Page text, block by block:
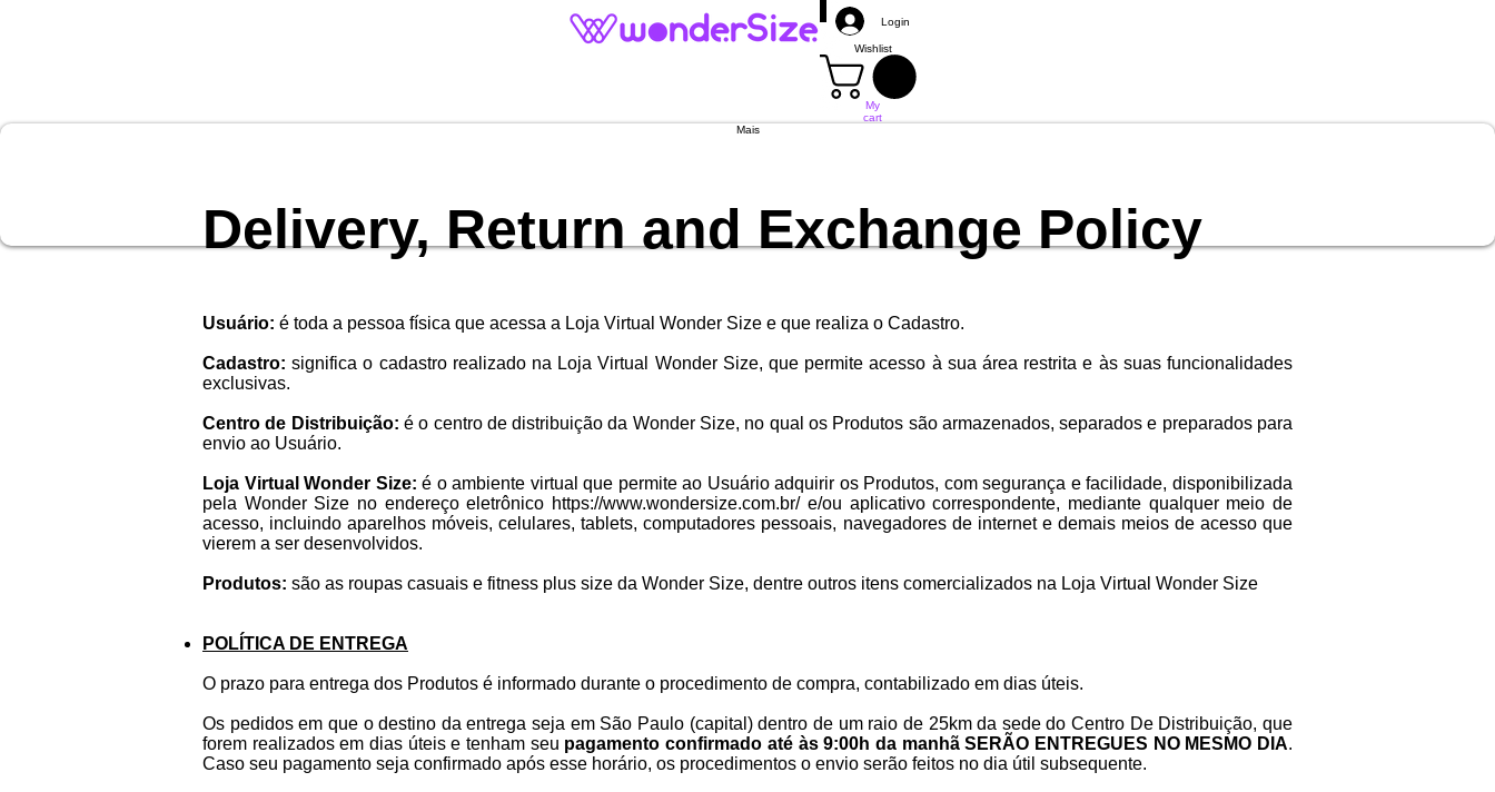
Login
Wishlist
My
cart
Mais
Delivery, Return and Exchange Policy
Usuário: é toda a pessoa física que acessa a Loja Virtual Wonder Size e que realiza o Cadastro.
Cadastro: significa o cadastro realizado na Loja Virtual Wonder Size, que permite acesso à sua área restrita e às suas funcionalidades
exclusivas.
Centro de Distribuição: é o centro de distribuição da Wonder Size, no qual os Produtos são armazenados, separados e preparados para
envio ao Usuário.
Loja Virtual Wonder Size: é o ambiente virtual que permite ao Usuário adquirir os Produtos, com segurança e facilidade, disponibilizada
pela Wonder Size no endereço eletrônico https://www.wondersize.com.br/e/ou aplicativo correspondente, mediante qualquer meio de
acesso, incluindo aparelhos móveis, celulares, tablets, computadores pessoais, navegadores de internet e demais meios de acesso que
vierem a ser desenvolvidos.
Produtos: são as roupas casuais e fitness plus size da Wonder Size, dentre outros itens comercializados na Loja Virtual Wonder Size
POLÍTICA DE ENTREGA
O prazo para entrega dos Produtos é informado durante o procedimento de compra, contabilizado em dias úteis.
Os pedidos em que o destino da entrega seja em São Paulo (capital) dentro de um raio de 25km da sede do Centro De Distribuição, que
forem realizados em dias úteis e tenham seu pagamento confirmado até às 9:00h da manhã SERÃO ENTREGUES NO MESMO DIA.
Caso seu pagamento seja confirmado após esse horário, os procedimentos o envio serão feitos no dia útil subsequente.